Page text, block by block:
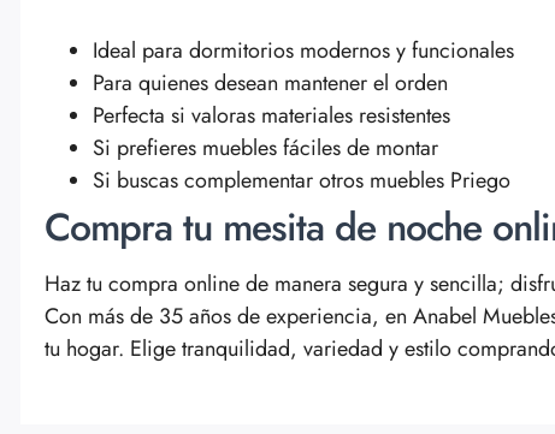
Ideal para dormitorios modernos y funcionales
Para quienes desean mantener el orden
Perfecta si valoras materiales resistentes
Si prefieres muebles fáciles de montar
Si buscas complementar otros muebles Priego
Compra tu mesita de noche
Haz tu compra online de manera segura y sencilla;
Con más de 35 años de experiencia, en Anabel
tu hogar. Elige tranquilidad, variedad y estilo